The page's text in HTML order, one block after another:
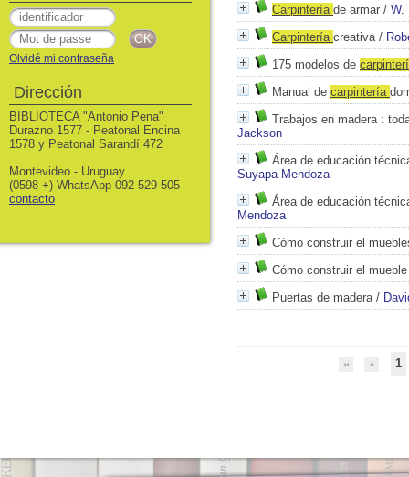
Carpintería de armar / W.
Carpintería creativa/
175 modelos de
Manual de carpintería
Trabajos en madera:
Jackson
Área de educación
Suyapa Mendoza
Área de educación
Mendoza
Cómo construir el
Cómo construir el
Puertas de madera/
1
Olvidé mi contraseña
Dirección
BIBLIOTECA "Antonio Pena"
Durazno 1577 - Peatonal Encina
1578 y Peatonal Sarandí 472
Montevideo - Uruguay
(0598 +) WhatsApp 092 529 505
contacto